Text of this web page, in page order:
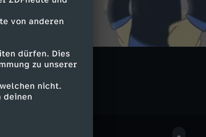
von anderen
dürfen. Dies
zu unserer
nicht.
deinen